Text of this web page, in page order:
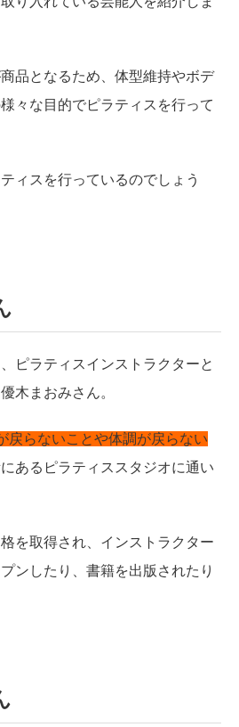
品となるため、体型維持やボデ
々な目的でピラティスを行って
ィスを行っているのでしょう
ピラティスインストラクターと
木まおみさん。
戻らないことや体調が戻らない
あるピラティススタジオに通い
を取得され、インストラクター
ンしたり、書籍を出版されたり